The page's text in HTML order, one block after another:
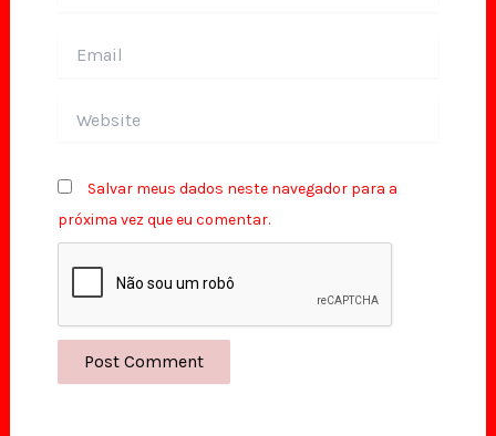
Salvar meus dados neste navegador para a
próxima vez que eu comentar.